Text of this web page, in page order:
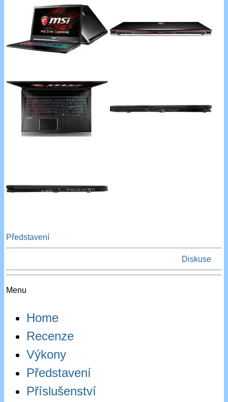
Představení
Diskuse
Menu
Home
Recenze
Výkony
Představení
Příslušenství